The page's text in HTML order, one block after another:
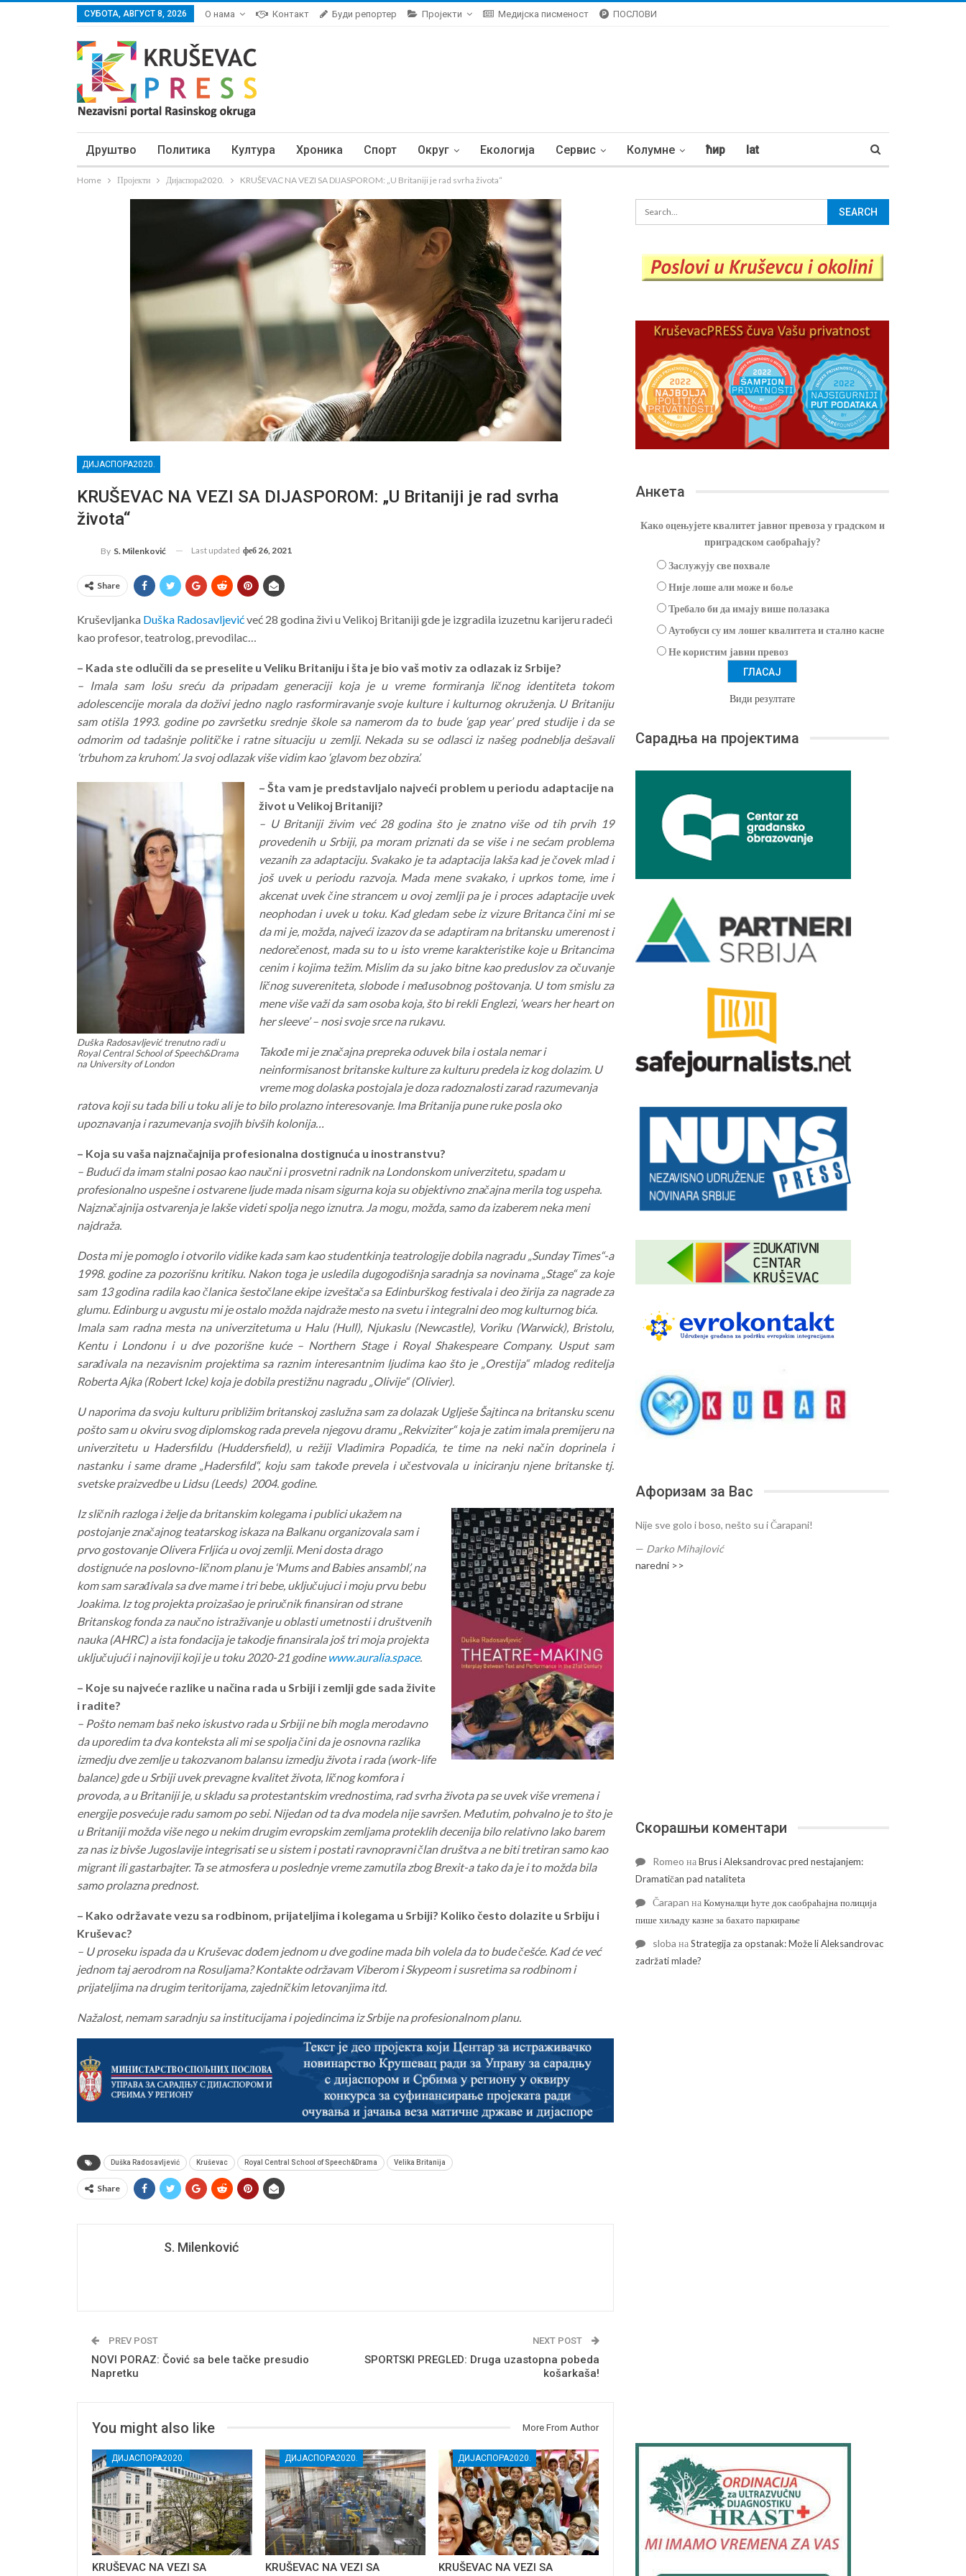
СУБОТА, АВГУСТ 8, 2026 О нама Контакт Буди репортер Пројекти Медијска писменост ПОСЛОВИ
Друштво Политика Култура Хроника Спорт Округ Екологија Сервис Колумне ћир lat
Home Пројекти Дијаспора2020. KRUŠEVAC NA VEZI SA DIJASPOROM: „U Britaniji je rad svrha života“
ДИЈАСПОРА2020.
KRUŠEVAC NA VEZI SA DIJASPOROM: „U Britaniji je rad svrha
života“
By S. Milenković Last updated феб 26, 2021
Share
Kruševljanka Duška Radosavljevićveć 28 godina živi u Velikoj Britaniji gde je izgradila izuzetnu karijeru radeći
kao profesor, teatrolog, prevodilac…
– Kada ste odlučili da se preselite u Veliku Britaniju i šta je bio vaš motiv za odlazak iz Srbije?
– Imala sam lošu sreću da pripadam generaciji koja je u vreme formiranja ličnog identiteta tokom
adolescencije morala da doživi jedno naglo rasformiravanje svoje kulture i kulturnog okruženja. U Britaniju
sam otišla 1993. godine po završetku srednje škole sa namerom da to bude ‘gap year’ pred studije i da se
odmorim od tadašnje političke i ratne situaciju u zemlji. Nekada su se odlasci iz našeg podneblja dešavali
‘trbuhom za kruhom’. Ja svoj odlazak više vidim kao ‘glavom bez obzira’.
Duška Radosavljević trenutno radi u
Royal Central School of Speech&Drama
na University of London
– Šta vam je predstavljalo najveći problem u periodu adaptacije na
život u Velikoj Britaniji?
– U Britaniji živim već 28 godina što je znatno više od tih prvih 19
provedenih u Srbiji, pa moram priznati da se više i ne sećam problema
vezanih za adaptaciju. Svakako je ta adaptacija lakša kad je čovek mlad i
još uvek u periodu razvoja. Mada mene svakako, i uprkos tome, ime i
akcenat uvek čine strancem u ovoj zemlji pa je i proces adaptacije uvek
neophodan i uvek u toku. Kad gledam sebe iz vizure Britanca čini mi se
da mi je, možda, najveći izazov da se adaptiram na britansku umerenost i
nedorečenost, mada su to u isto vreme karakteristike koje u Britancima
cenim i kojima težim. Mislim da su jako bitne kao preduslov za očuvanje
ličnog suvereniteta, slobode i međusobnog poštovanja. U tom smislu za
mene više važi da sam osoba koja, što bi rekli Englezi, ‘wears her heart on
her sleeve’ – nosi svoje srce na rukavu.
Takođe mi je značajna prepreka oduvek bila i ostala nemar i
neinformisanost britanske kulture za kulturu predela iz kog dolazim. U
vreme mog dolaska postojala je doza radoznalosti zarad razumevanja
ratova koji su tada bili u toku ali je to bilo prolazno interesovanje. Ima Britanija pune ruke posla oko
upoznavanja i razumevanja svojih bivših kolonija…
– Koja su vaša najznačajnija profesionalna dostignuća u inostranstvu?
– Budući da imam stalni posao kao naučni i prosvetni radnik na Londonskom univerzitetu, spadam u
profesionalno uspešne i ostvarene ljude mada nisam sigurna koja su objektivno značajna merila tog uspeha.
Najznačajnija ostvarenja je lakše videti spolja nego iznutra. Ja mogu, možda, samo da izaberem neka meni
najdraža.
Dosta mi je pomoglo i otvorilo vidike kada sam kao studentkinja teatrologije dobila nagradu „Sunday Times“-a
1998. godine za pozorišnu kritiku. Nakon toga je usledila dugogodišnja saradnja sa novinama „Stage“ za koje
sam 13 godina radila kao članica šestočlane ekipe izveštača sa Edinburškog festivala i deo žirija za nagrade za
glumu. Edinburg u avgustu mi je ostalo možda najdraže mesto na svetu i integralni deo mog kulturnog bića.
Imala sam radna mesta na univerzitetuma u Halu (Hull), Njukaslu (Newcastle), Voriku (Warwick), Bristolu,
Kentu i Londonu i u dve pozorišne kuće – Northern Stage i Royal Shakespeare Company. Usput sam
sarađivala na nezavisnim projektima sa raznim interesantnim ljudima kao što je „Orestija“ mladog reditelja
Roberta Ajka (Robert Icke) koja je dobila prestižnu nagradu „Olivije“ (Olivier).
U naporima da svoju kulturu približim britanskoj zaslužna sam za dolazak Uglješe Šajtinca na britansku scenu
pošto sam u okviru svog diplomskog rada prevela njegovu dramu „Rekviziter“ koja je zatim imala premijeru na
univerzitetu u Hadersfildu (Huddersfield), u režiji Vladimira Popadića, te time na neki način doprinela i
nastanku i same drame „Hadersfild“, koju sam takođe prevela i učestvovala u iniciranju njene britanske tj.
svetske praizvedbe u Lidsu (Leeds) 2004. godine.
Iz sličnih razloga i želje da britanskim kolegama i publici ukažem na
postojanje značajnog teatarskog iskaza na Balkanu organizovala sam i
prvo gostovanje Olivera Frljića u ovoj zemlji. Meni dosta drago
dostignuće na poslovno-ličnom planu je ‘Mums and Babies ansambl’, na
kom sam sarađivala sa dve mame i tri bebe, uključujuci i moju prvu bebu
Joakima. Iz tog projekta proizašao je priručnik finansiran od strane
Britanskog fonda za naučno istraživanje u oblasti umetnosti i društvenih
nauka (AHRC) a ista fondacija je takodje finansirala još tri moja projekta
uključujući i najnoviji koji je u toku 2020-21 godine www.auralia.space.
– Koje su najveće razlike u načina rada u Srbiji i zemlji gde sada živite
i radite?
– Pošto nemam baš neko iskustvo rada u Srbiji ne bih mogla merodavno
da uporedim ta dva konteksta ali mi se spolja čini da je osnovna razlika
izmedju dve zemlje u takozvanom balansu izmedju života i rada (work-life
balance) gde u Srbiji uvek prevagne kvalitet života, ličnog komfora i
provoda, a u Britaniji je, u skladu sa protestantskim vrednostima, rad svrha života pa se uvek više vremena i
energije posvećuje radu samom po sebi. Nijedan od ta dva modela nije savršen. Međutim, pohvalno je to što je
u Britaniji možda više nego u nekim drugim evropskim zemljama proteklih decenija bilo relativno lako barem
za nas iz bivše Jugoslavije integrisati se u sistem i postati ravnopravni član društva a ne biti tretiran samo kao
migrant ili gastarbajter. Ta se atmosfera u poslednje vreme zamutila zbog Brexit-a tako da je i to možda bila
samo prolazna prednost.
– Kako održavate vezu sa rodbinom, prijateljima i kolegama u Srbiji? Koliko često dolazite u Srbiju i
Kruševac?
– U proseku ispada da u Kruševac dođem jednom u dve godine mada bih volela da to bude češće. Kad će već
jednom taj aerodrom na Rosuljama? Kontakte održavam Viberom i Skypeom i susretima sa rodbinom i
prijateljima na drugim teritorijama, zajedničkim letovanjima itd.
Nažalost, nemam saradnju sa institucijama i pojedincima iz Srbije na profesionalnom planu.
Duška Radosavljević Kruševac Royal Central School of Speech&Drama Velika Britanija
Share
S. Milenković
PREV POST
NOVI PORAZ: Čović sa bele tačke presudio
Napretku
NEXT POST
SPORTSKI PREGLED: Druga uzastopna pobeda
košarkaša!
You might also like More From Author
ДИЈАСПОРА2020.
KRUŠEVAC NA VEZI SA
ДИЈАСПОРА2020.
KRUŠEVAC NA VEZI SA
ДИЈАСПОРА2020.
KRUŠEVAC NA VEZI SA
Анкета
Како оцењујете квалитет јавног превоза у градском и
приградском саобраћају?
Заслужују све похвале
Није лоше али може и боље
Требало би да имају више полазака
Аутобуси су им лошег квалитета и стално касне
Не користим јавни превоз
Види резултате
Сарадња на пројектима
Афоризам за Вас
Nije sve golo i boso, nešto su i Čarapani!
— Darko Mihajlović
naredni >>
Скорашњи коментари
Romeo наBrus i Aleksandrovac pred nestajanjem:
Dramatičan pad nataliteta
Čarapan наКомуналци ћуте док саобраћајна полиција
пише хиљаду казне за бахато паркирање
sloba наStrategija za opstanak: Može li Aleksandrovac
zadržati mlade?